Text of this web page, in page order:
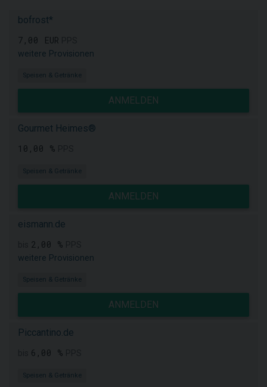
bofrost*
7,00 EUR
weitere Provisionen
Speisen & Getränke
ANMELDEN
Gourmet Heimes®
10,00 %
Speisen & Getränke
ANMELDEN
eismann.de
2,00 %
weitere Provisionen
Speisen & Getränke
ANMELDEN
Piccantino.de
6,00 %
Speisen & Getränke